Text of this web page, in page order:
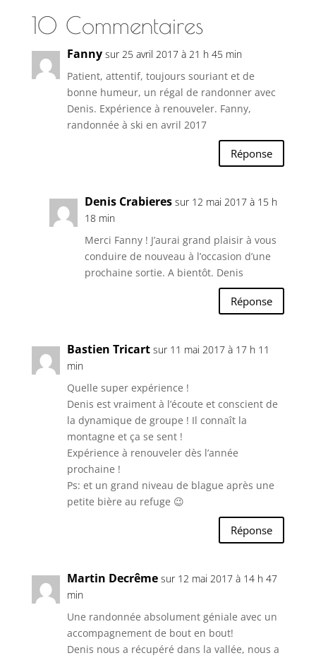
10 Commentaires
Fanny sur 25 avril 2017 à 21 h 45 min
Patient, attentif, toujours souriant et de
bonne humeur, un régal de randonner avec
Denis. Expérience à renouveler. Fanny,
randonnée à ski en avril 2017
Réponse
Denis Crabieres sur 12 mai 2017 à 15 h
18 min
Merci Fanny ! J’aurai grand plaisir à vous
conduire de nouveau à l’occasion d’une
prochaine sortie. A bientôt. Denis
Réponse
Bastien Tricart sur 11 mai 2017 à 17 h 11
min
Quelle super expérience !
Denis est vraiment à l’écoute et conscient de
la dynamique de groupe ! Il connaît la
montagne et ça se sent !
Expérience à renouveler dès l’année
prochaine !
Ps: et un grand niveau de blague après une
petite bière au refuge 😉
Réponse
Martin Decrême sur 12 mai 2017 à 14 h 47
min
Une randonnée absolument géniale avec un
accompagnement de bout en bout!
Denis nous a récupéré dans la vallée, nous a